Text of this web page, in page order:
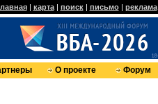
| карта| поиск| письмо| реклама
О проекте Форум